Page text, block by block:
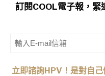
訂閱COOL電子報，緊
立即諮詢HPV！是對自